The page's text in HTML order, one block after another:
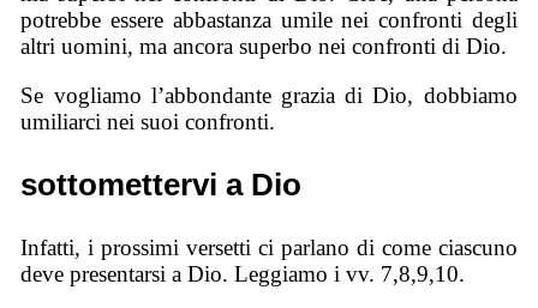
potrebbe essere abbastanza umile nei confronti degli
altri uomini, ma ancora superbo nei confronti di Dio.
Se vogliamo l’abbondante grazia di Dio, dobbiamo
umiliarci nei suoi confronti.
sottomettervi a Dio
Infatti, i prossimi versetti ci parlano di come ciascuno
deve presentarsi a Dio. Leggiamo i vv. 7,8,9,10.